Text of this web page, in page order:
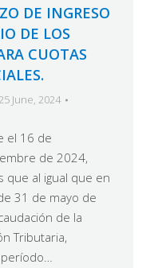
DE INGRESO
DE LOS
CUOTAS
June, 2024
el 16 de
de 2024,
que al igual que en
31 de mayo de
de la
Tributaria,
período…